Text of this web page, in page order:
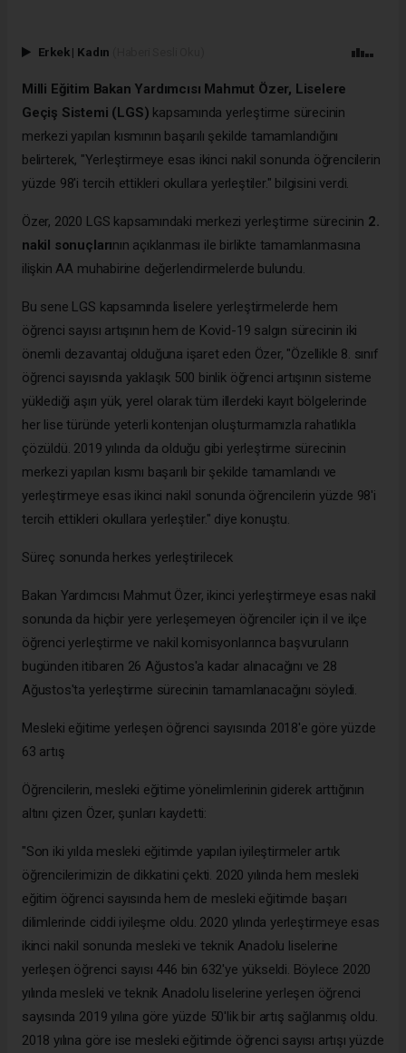
Erkek | Kadın
Milli Eğitim Bakan Yardımcısı Mahmut Özer, Liselere
Geçiş Sistemi (LGS) kapsamında yerleştirme sürecinin
merkezi yapılan kısmının başarılı şekilde tamamlandığını
belirterek, "Yerleştirmeye esas ikinci nakil sonunda öğrencilerin
yüzde 98'i tercih ettikleri okullara yerleştiler." bilgisini verdi.
Özer, 2020 LGS kapsamındaki merkezi yerleştirme sürecinin 2.
nakil sonuçlarının açıklanması ile birlikte tamamlanmasına
ilişkin AA muhabirine değerlendirmelerde bulundu.
Bu sene LGS kapsamında liselere yerleştirmelerde hem
öğrenci sayısı artışının hem de Kovid-19 salgın sürecinin iki
önemli dezavantaj olduğuna işaret eden Özer, "Özellikle 8. sınıf
öğrenci sayısında yaklaşık 500 binlik öğrenci artışının sisteme
yüklediği aşırı yük, yerel olarak tüm illerdeki kayıt bölgelerinde
her lise türünde yeterli kontenjan oluşturmamızla rahatlıkla
çözüldü. 2019 yılında da olduğu gibi yerleştirme sürecinin
merkezi yapılan kısmı başarılı bir şekilde tamamlandı ve
yerleştirmeye esas ikinci nakil sonunda öğrencilerin yüzde 98'i
tercih ettikleri okullara yerleştiler." diye konuştu.
Süreç sonunda herkes yerleştirilecek
Bakan Yardımcısı Mahmut Özer, ikinci yerleştirmeye esas nakil
sonunda da hiçbir yere yerleşemeyen öğrenciler için il ve ilçe
öğrenci yerleştirme ve nakil komisyonlarınca başvuruların
bugünden itibaren 26 Ağustos'a kadar alınacağını ve 28
Ağustos'ta yerleştirme sürecinin tamamlanacağını söyledi.
Mesleki eğitime yerleşen öğrenci sayısında 2018'e göre yüzde
63 artış
Öğrencilerin, mesleki eğitime yönelimlerinin giderek arttığının
altını çizen Özer, şunları kaydetti:
"Son iki yılda mesleki eğitimde yapılan iyileştirmeler artık
öğrencilerimizin de dikkatini çekti. 2020 yılında hem mesleki
eğitim öğrenci sayısında hem de mesleki eğitimde başarı
dilimlerinde ciddi iyileşme oldu. 2020 yılında yerleştirmeye esas
ikinci nakil sonunda mesleki ve teknik Anadolu liselerine
yerleşen öğrenci sayısı 446 bin 632'ye yükseldi. Böylece 2020
yılında mesleki ve teknik Anadolu liselerine yerleşen öğrenci
sayısında 2019 yılına göre yüzde 50'lik bir artış sağlanmış oldu.
2018 yılına göre ise mesleki eğitimde öğrenci sayısı artışı yüzde